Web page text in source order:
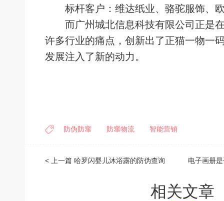
标杆客户：维达纸业、骆驼服饰、
而广州城北信息科技有限公司正是
许多行业的痛点 ，创新出了正猫一物一
发展注入了新的动力。
防伪防窜 防窜物流 智能营销
< 上一篇 哈罗闪婴儿沐浴露的防伪查询
相关文章